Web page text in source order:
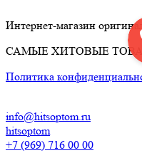
Интернет-магазин
САМЫЕ ХИТОВЫЕ
Политика
info@hitsoptom.ru
hitsoptom
+7 (969) 716 00 00